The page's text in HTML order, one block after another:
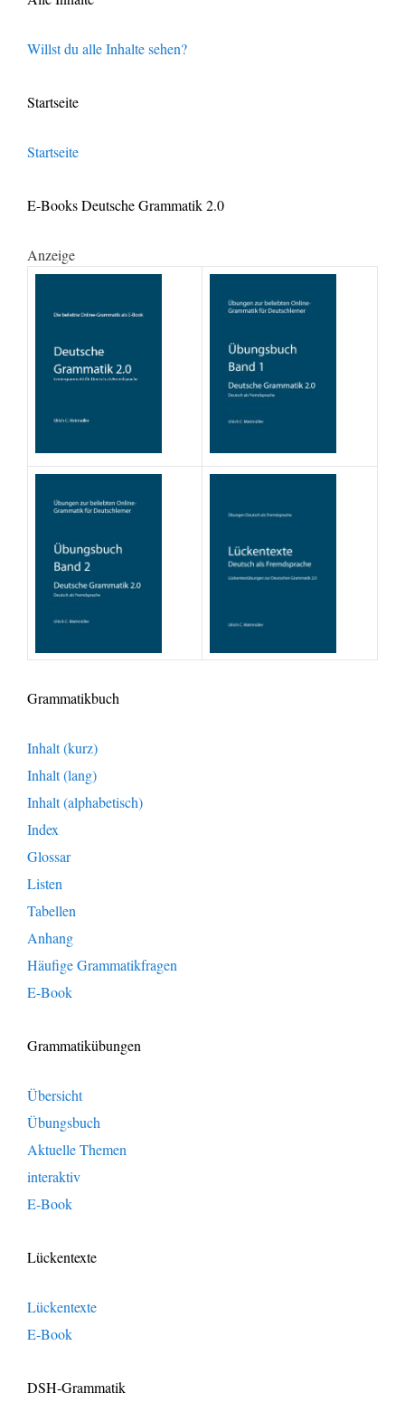
Willst du alle Inhalte sehen?
Startseite
Startseite
E-Books Deutsche Grammatik 2.0
Anzeige
Grammatikbuch
Inhalt (kurz)
Inhalt (lang)
Inhalt (alphabetisch)
Index
Glossar
Listen
Tabellen
Anhang
Häufige Grammatikfragen
E-Book
Grammatikübungen
Übersicht
Übungsbuch
Aktuelle Themen
interaktiv
E-Book
Lückentexte
Lückentexte
E-Book
DSH-Grammatik